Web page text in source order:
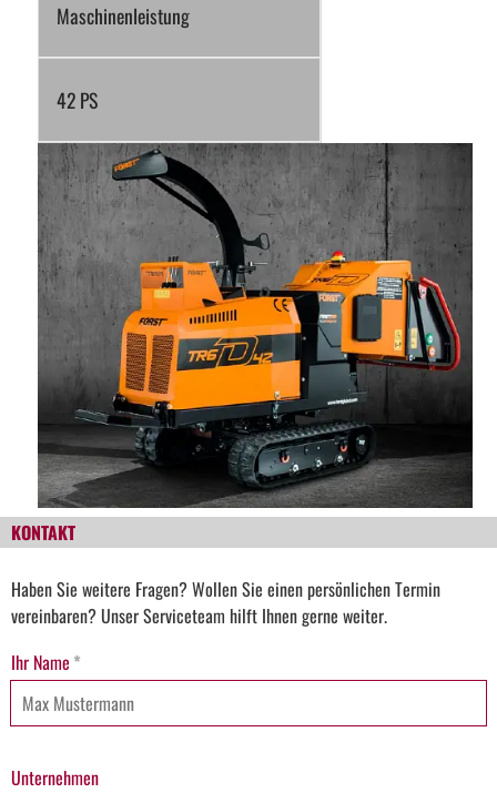
Maschinenleistung
42 PS
KONTAKT
Haben Sie weitere Fragen? Wollen Sie einen persönlichen Termin
vereinbaren? Unser Serviceteam hilft Ihnen gerne weiter.
Ihr Name *
Unternehmen